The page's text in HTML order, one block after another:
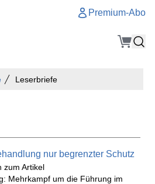
Premium-Abo
Leserbriefe
nur begrenzter Schutz
zum Artikel
Mehrkampf um die Führung im